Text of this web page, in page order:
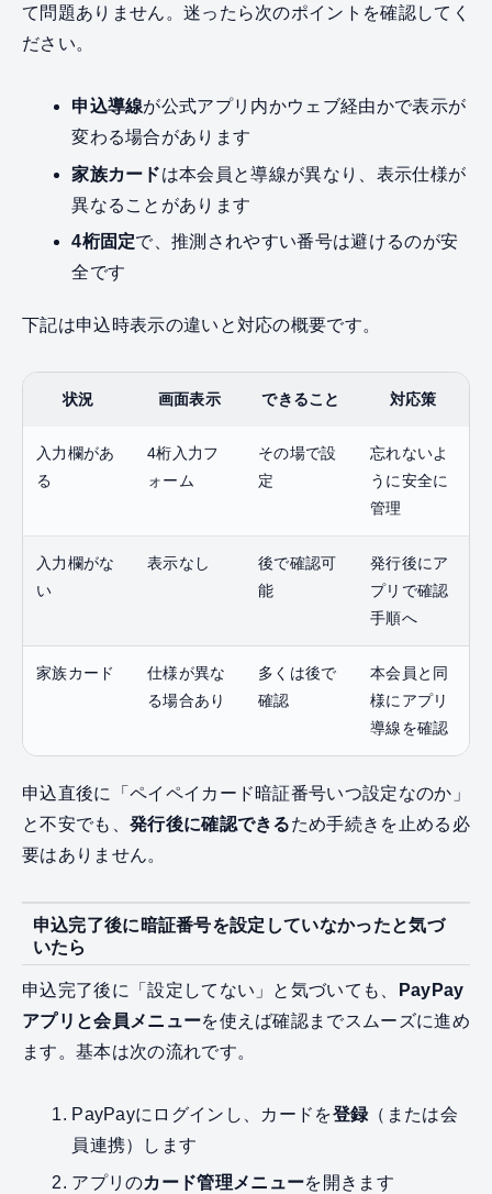
て問題ありません。迷ったら次のポイントを確認してく
ださい。
申込導線が公式アプリ内かウェブ経由かで表示が
変わる場合があります
家族カードは本会員と導線が異なり、表示仕様が
異なることがあります
4桁固定で、推測されやすい番号は避けるのが安
全です
下記は申込時表示の違いと対応の概要です。
状況 画面表示 できること 対応策
入力欄があ
る
4桁入力フ
ォーム
その場で設
定
忘れないよ
うに安全に
管理
入力欄がな
い
表示なし
後で確認可
能
発行後にア
プリで確認
手順へ
家族カード
仕様が異な
る場合あり
多くは後で
確認
本会員と同
様にアプリ
導線を確認
申込直後に「ペイペイカード暗証番号いつ設定なのか」
と不安でも、 発行後に確認できるため手続きを止める必
要はありません。
申込完了後に暗証番号を設定していなかったと気づ
いたら
申込完了後に「設定してない」と気づいても、
PayPay
アプリと会員メニューを使えば確認までスムーズに進め
ます。基本は次の流れです。
PayPayにログインし、カードを登録（または会
員連携）します
アプリのカード管理メニューを開きます